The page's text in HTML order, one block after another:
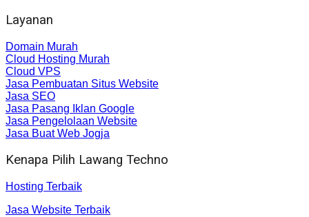
Layanan
Domain Murah
Cloud Hosting Murah
Cloud VPS
Jasa Pembuatan Situs Website
Jasa SEO
Jasa Pasang Iklan Google
Jasa Pengelolaan Website
Jasa Buat Web Jogja
Kenapa Pilih Lawang Techno
Hosting Terbaik
Jasa Website Terbaik